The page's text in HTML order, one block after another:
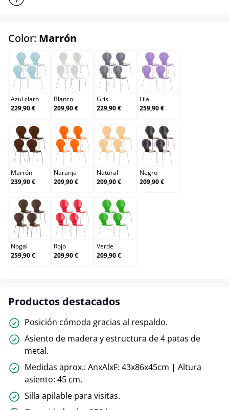
Color: Marrón
Azul claro
Azul claro
229,90 €
Blanco
Blanco
209,90 €
Gris
Gris
229,90 €
Lila
Lila
259,90 €
Marrón
Marrón
239,90 €
Naranja
Naranja
209,90 €
Natural
Natural
209,90 €
Negro
Negro
209,90 €
Nogal
Nogal
259,90 €
Rojo
Rojo
209,90 €
Verde
Verde
209,90 €
Productos destacados
Posición cómoda gracias al respaldo.
Asiento de madera y estructura de 4 patas de
metal.
Medidas aprox.: AnxAlxF: 43x86x45cm | Altura
asiento: 45 cm.
Silla apilable para visitas.